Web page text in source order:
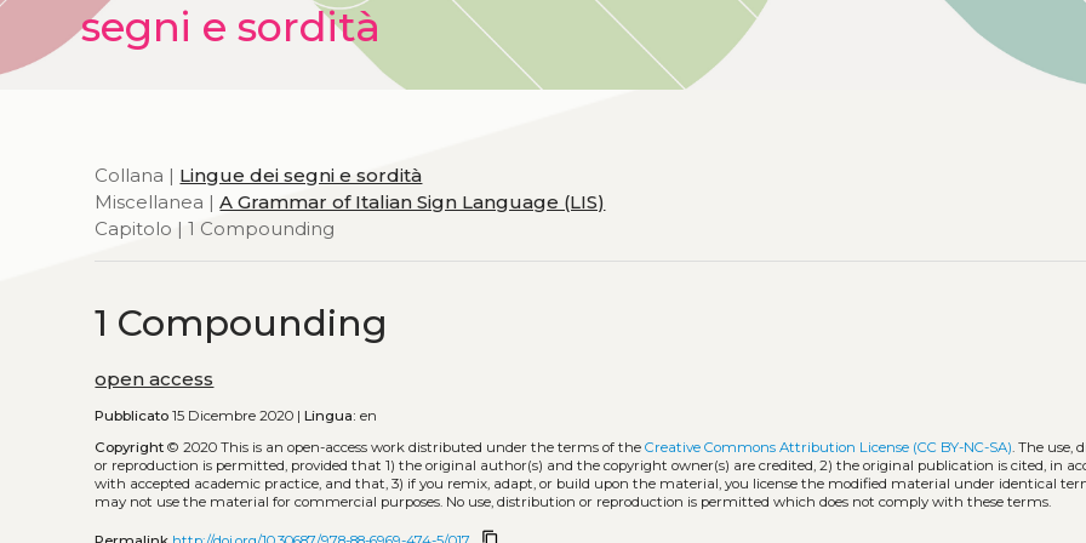
segni e sordità
Collana | Lingue dei segni e sordità
Miscellanea |A Grammar of Italian Sign Language (LIS)
Capitolo | 1 Compounding
1 Compounding
open access
Pubblicato 15 Dicembre 2020 |Lingua: en
Copyright © 2020This is an open-access work distributed under the terms of theCreative Commons Attribution License (CC BY-NC-SA). The use,
or reproduction is permitted, provided that 1) the original author(s) and the copyright owner(s) are credited, 2) the original publication is cited, in
with accepted academic practice, and that, 3) if you remix, adapt, or build upon the material, you license the modified material under identical
may not use the material for commercial purposes. No use, distribution or reproduction is permitted which does not comply with these terms.
content_copy